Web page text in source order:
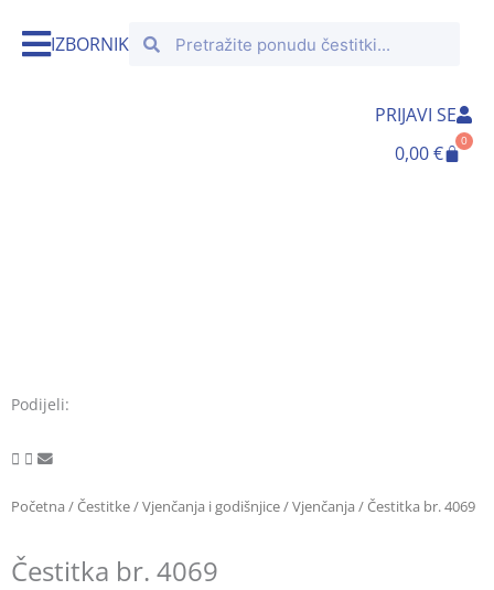
IZBORNIKSearchSearch
PRIJAVI SE
0,00€
0
Cart
Podijeli:
Početna /Čestitke/Vjenčanja i godišnjice/Vjenčanja / Čestitka br. 4069
Čestitka br. 4069